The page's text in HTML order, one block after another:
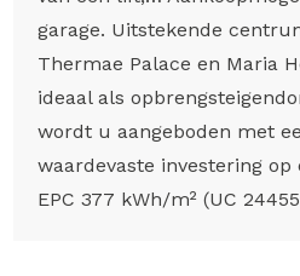
garage. Uitstekende
Thermae Palace en Maria
ideaal als
wordt u aangeboden met
waardevaste investering
EPC 377 kWh/m² (UC